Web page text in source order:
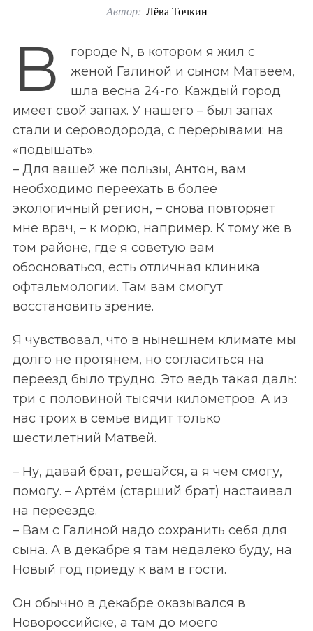
Автор: Лёва Точкин
В
городе N, в котором я жил с
женой Галиной и сыном Матвеем,
шла весна 24-го. Каждый город
имеет свой запах. У нашего – был запах
стали и сероводорода, с перерывами: на
«подышать».
– Для вашей же пользы, Антон, вам
необходимо переехать в более
экологичный регион, – снова повторяет
мне врач, – к морю, например. К тому же в
том районе, где я советую вам
обосноваться, есть отличная клиника
офтальмологии. Там вам смогут
восстановить зрение.
Я чувствовал, что в нынешнем климате мы
долго не протянем, но согласиться на
переезд было трудно. Это ведь такая даль:
три с половиной тысячи километров. А из
нас троих в семье видит только
шестилетний Матвей.
– Ну, давай брат, решайся, а я чем смогу,
помогу. – Артём (старший брат) настаивал
на переезде.
– Вам с Галиной надо сохранить себя для
сына. А в декабре я там недалеко буду, на
Новый год приеду к вам в гости.
Он обычно в декабре оказывался в
Новороссийске, а там до моего